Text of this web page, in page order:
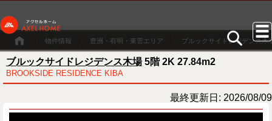
物件情報 豊洲・有明・東雲エリア ブルックサイドレジデンス木
ブルックサイドレジデンス木場5階 2K 27.84m2
BROOKSIDE RESIDENCE KIBA
最終更新日: 2026/08/09